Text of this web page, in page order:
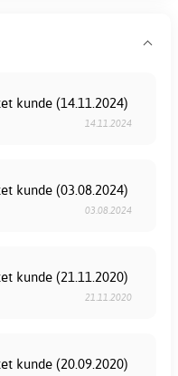
kunde (14.11.2024)
14.11.2024
kunde (03.08.2024)
03.08.2024
kunde (21.11.2020)
21.11.2020
kunde (20.09.2020)